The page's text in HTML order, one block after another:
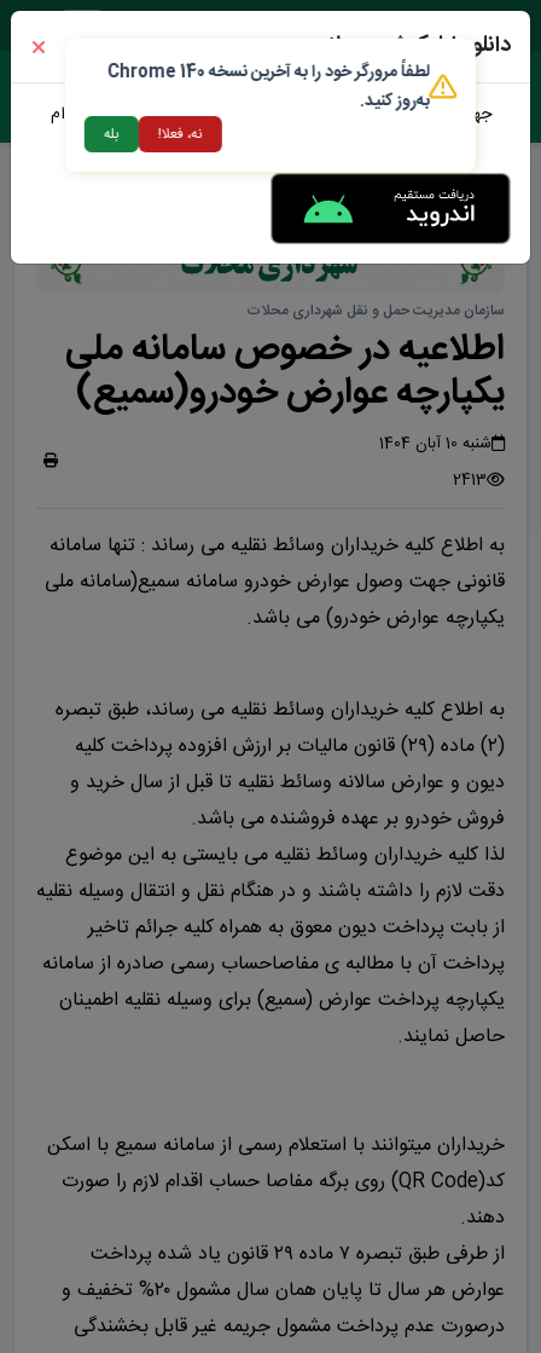
سازمان مدیریت حمل و نقل شهرداری محلات
اطلاعیه در خصوص سامانه ملی
یکپارچه عوارض خودرو(سمیع)
شنبه 10 آبان 1404
2413
به اطلاع کلیه خریداران وسائط نقلیه می ­رساند : تنها سامانه
قانونی جهت وصول عوارض خودرو سامانه سمیع(سامانه ملی
یکپارچه عوارض خودرو) می باشد.
به اطلاع کلیه خریداران وسائط نقلیه می ­رساند، طبق تبصره
(۲) ماده (۲۹) قانون مالیات بر ارزش افزوده پرداخت کلیه
دیون و عوارض سالانه وسائط نقلیه تا قبل از سال خرید و
فروش خودرو بر عهده فروشنده می باشد.
لذا کلیه خریداران وسائط نقلیه می بایستی به این موضوع
دقت لازم را داشته باشند و در هنگام نقل و انتقال وسیله نقلیه
از بابت پرداخت دیون معوق به همراه کلیه جرائم تاخیر
پرداخت آن با مطالبه ی مفاصاحساب رسمی صادره از سامانه
یکپارچه پرداخت عوارض (سمیع) برای وسیله نقلیه اطمینان
حاصل نمایند.
خریداران میتوانند با استعلام رسمی از سامانه سمیع با اسکن
کد(QR Code) روی برگه مفاصا حساب اقدام لازم را صورت
دهند.
از طرفی طبق تبصره ۷ ماده ۲۹ قانون یاد شده پرداخت
عوارض هر سال تا پایان همان سال مشمول ۲۰% تخفیف و
درصورت عدم پرداخت مشمول جریمه غیر قابل بخشندگی
دانلود اپلیکیشن محلات من
جهت دانلود نرم افزار محلات من می توانید از طریق لینک زیر اقدام
لطفاً مرورگر خود را به آخرین نسخه Chrome 140
به‌روز کنید.
نه، فعلا! بله